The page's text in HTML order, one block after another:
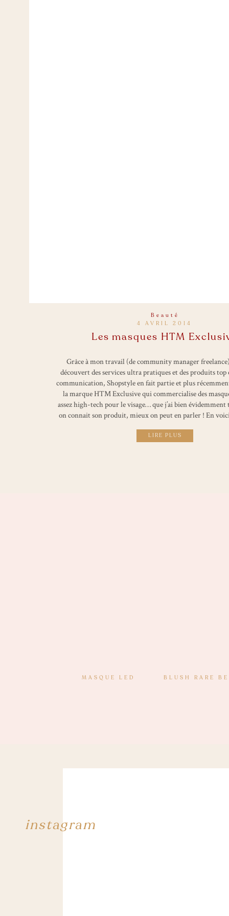
LIRE PLUS
Grâce à mon travail (de community manager
découvert des services ultra pratiques et des produits
communication, Shopstyle en fait partie et plus
la marque HTM Exclusive qui commercialise des
assez high-tech pour le visage… que j’ai bien évidemment
on connait son produit, mieux on peut en parler ! En
4 AVRIL 2014
Les masques HTM
Beauté
MASQUE LED BLUSH RARE
instagram